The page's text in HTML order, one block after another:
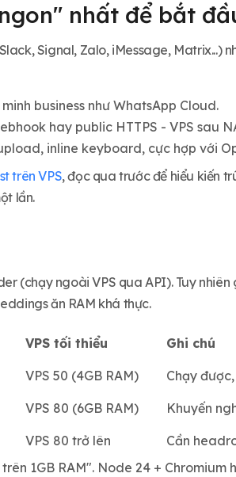
nhất để bắt
Signal, Zalo, iMessage, Matrix...)
business như WhatsApp Cloud.
hay public HTTPS - VPS sau
inline keyboard, cực hợp với
trên VPS, đọc qua trước để hiểu kiến
lần.
(chạy ngoài VPS qua API). Tuy
ăn RAM khá thực.
VPS tối thiểu Ghi chú
VPS 50 (4GB RAM) Chạy
VPS 80 (6GB RAM) Khuyến
VPS 80 trở lên
Cần
1GB RAM". Node 24 + Chromium